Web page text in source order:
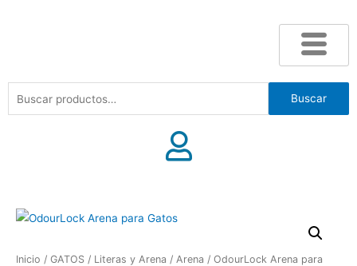
Buscar
Inicio / GATOS / Literas y Arena / Arena / OdourLock Arena para